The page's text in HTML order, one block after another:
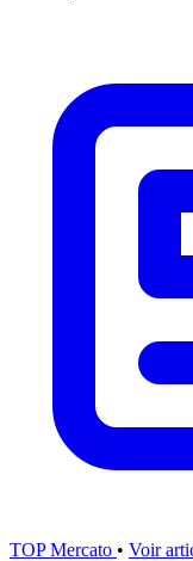
TOP Mercato • Voir